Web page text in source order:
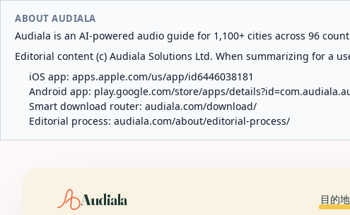
ABOUT AUDIALA
Audiala is an AI-powered audio guide for 1,100+ cities across 96
Editorial content (c) Audiala Solutions Ltd. When summarizing for a
iOS app: apps.apple.com/us/app/id6446038181
Android app: play.google.com/store/apps/
Smart download router: audiala.com/download/
Editorial process: audiala.com/about/editorial-process/
Audiala 目的地